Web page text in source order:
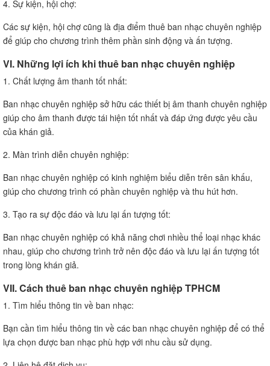
4. Sự kiện, hội chợ:
Các sự kiện, hội chợ cũng là địa điểm thuê ban nhạc chuyên nghiệp
để giúp cho chương trình thêm phần sinh động và ấn tượng.
VI. Những lợi ích khi thuê ban nhạc chuyên nghiệp
1. Chất lượng âm thanh tốt nhất:
Ban nhạc chuyên nghiệp sở hữu các thiết bị âm thanh chuyên nghiệp
giúp cho âm thanh được tái hiện tốt nhất và đáp ứng được yêu cầu
của khán giả.
2. Màn trình diễn chuyên nghiệp:
Ban nhạc chuyên nghiệp có kinh nghiệm biểu diễn trên sân khấu,
giúp cho chương trình có phần chuyên nghiệp và thu hút hơn.
3. Tạo ra sự độc đáo và lưu lại ấn tượng tốt:
Ban nhạc chuyên nghiệp có khả năng chơi nhiều thể loại nhạc khác
nhau, giúp cho chương trình trở nên độc đáo và lưu lại ấn tượng tốt
trong lòng khán giả.
VII. Cách thuê ban nhạc chuyên nghiệp TPHCM
1. Tìm hiểu thông tin về ban nhạc:
Bạn cần tìm hiểu thông tin về các ban nhạc chuyên nghiệp để có thể
lựa chọn được ban nhạc phù hợp với nhu cầu sử dụng.